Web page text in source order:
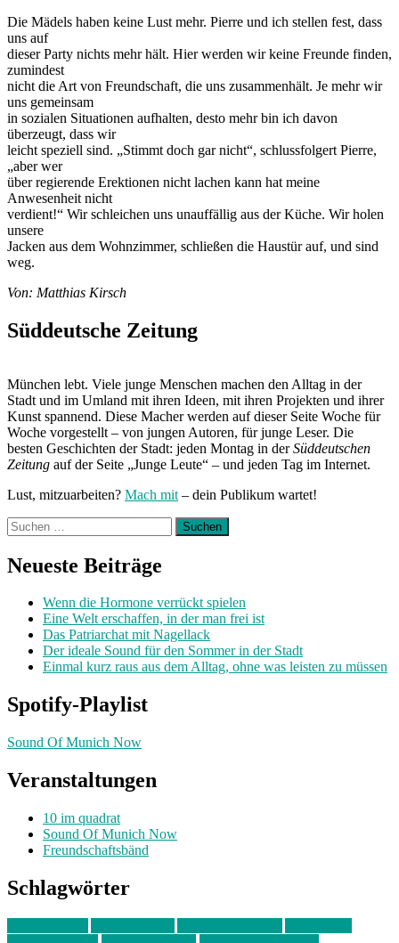
Die Mädels haben keine Lust mehr. Pierre und ich stellen fest, dass
uns auf
dieser Party nichts mehr hält. Hier werden wir keine Freunde finden,
zumindest
nicht die Art von Freundschaft, die uns zusammenhält. Je mehr wir
uns gemeinsam
in sozialen Situationen aufhalten, desto mehr bin ich davon
überzeugt, dass wir
leicht speziell sind. „Stimmt doch gar nicht“, schlussfolgert Pierre,
„aber wer
über regierende Erektionen nicht lachen kann hat meine
Anwesenheit nicht
verdient!“ Wir schleichen uns unauffällig aus der Küche. Wir holen
unsere
Jacken aus dem Wohnzimmer, schließen die Haustür auf, und sind
weg.
Von: Matthias Kirsch
Süddeutsche Zeitung
München lebt. Viele junge Menschen machen den Alltag in der
Stadt und im Umland mit ihren Ideen, mit ihren Projekten und ihrer
Kunst spannend. Diese Macher werden auf dieser Seite Woche für
Woche vorgestellt – von jungen Autoren, für junge Leser. Die
besten Geschichten der Stadt: jeden Montag in derSüddeutschen
Zeitung auf der Seite „Junge Leute“ – und jeden Tag im Internet.
Lust, mitzuarbeiten? Mach mit – dein Publikum wartet!
Suchen
nach:
Neueste Beiträge
Wenn die Hormone verrückt spielen
Eine Welt erschaffen, in der man frei ist
Das Patriarchat mit Nagellack
Der ideale Sound für den Sommer in der Stadt
Einmal kurz raus aus dem Alltag, ohne was leisten zu müssen
Spotify-Playlist
Sound Of Munich Now
Veranstaltungen
10 im quadrat
Sound Of Munich Now
Freundschaftsbänd
Schlagwörter